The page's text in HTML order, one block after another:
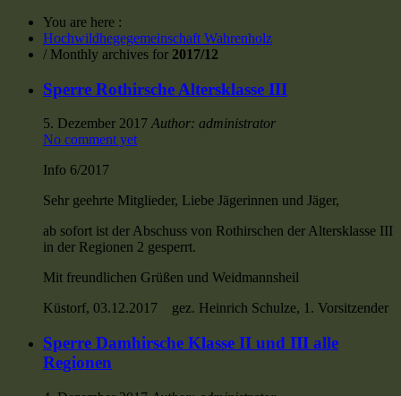
You are here :
Hochwildhegegemeinschaft Wahrenholz
/ Monthly archives for 2017/12
Sperre Rothirsche Altersklasse III
5. Dezember 2017 Author: administrator
No comment yet
Info 6/2017
Sehr geehrte Mitglieder, Liebe Jägerinnen und Jäger,
ab sofort ist der Abschuss von Rothirschen der Altersklasse III
in der Regionen 2 gesperrt.
Mit freundlichen Grüßen und Weidmannsheil
Küstorf, 03.12.2017 gez. Heinrich Schulze, 1. Vorsitzender
Sperre Damhirsche Klasse II und III alle
Regionen